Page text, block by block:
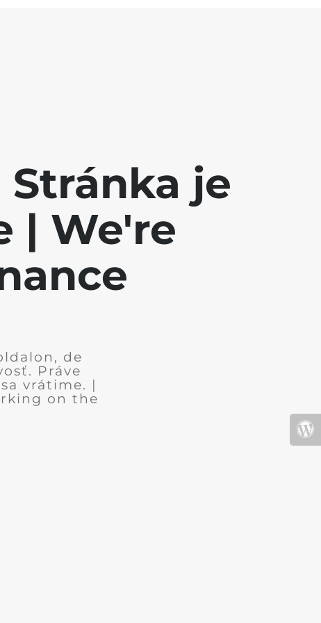
je
| We're
de
Práve
vrátime. |
on the